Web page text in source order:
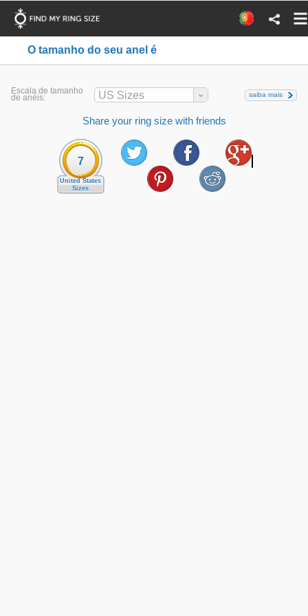
O tamanho do seu anel é
Escala de tamanho
de anéis: US Sizes saiba mais
Share your ring size with friends
7
United States
Sizes